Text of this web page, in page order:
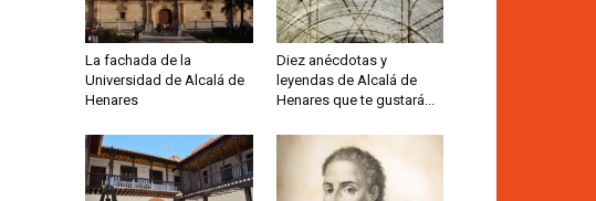
La fachada de la
Universidad de Alcalá de
Henares
Diez anécdotas y
leyendas de Alcalá de
Henares que te gustará...